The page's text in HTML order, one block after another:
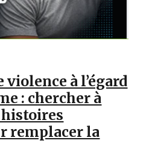
à l’égard
: chercher à
remplacer la